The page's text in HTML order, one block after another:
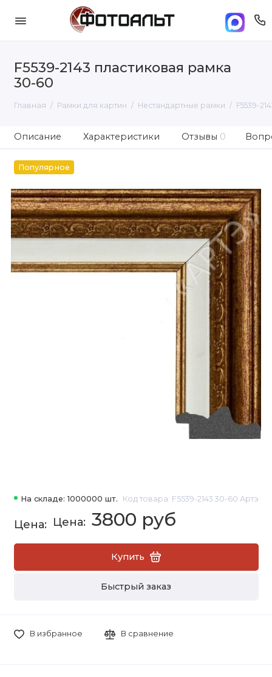
F5539-2143 пластиковая рамка
30-60
Главная Рамки для картин Нестандартные рамки F5539-
Описание Характеристики Отзывы 0
Популярное
На складе: 1000000 шт. Код товара: F5539-2143 30-60 Артэ
3800 руб
Купить
Быстрый заказ
В избранное В сравнение